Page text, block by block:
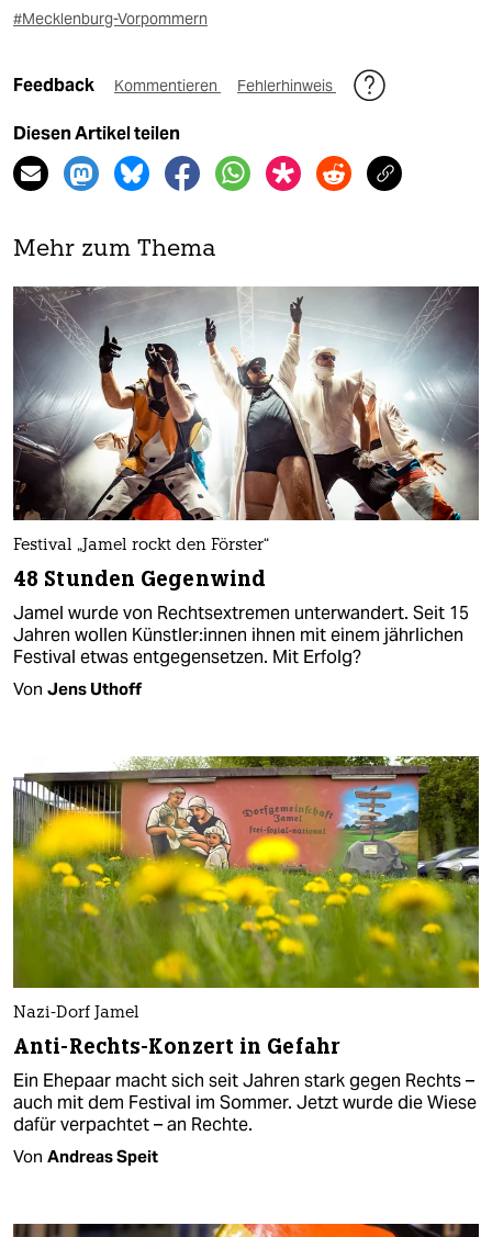
#Mecklenburg-Vorpommern
Feedback Kommentieren Fehlerhinweis
Diesen Artikel teilen
Mehr zum Thema
Festival „Jamel rockt den Förster“
48 Stunden Gegenwind
Jamel wurde von Rechtsextremen unterwandert. Seit 15
Jahren wollen Künst­le­r:in­nen ihnen mit einem jährlichen
Festival etwas entgegensetzen. Mit Erfolg?
Von Jens Uthoff
Nazi-Dorf Jamel
Anti-Rechts-Konzert in Gefahr
Ein Ehepaar macht sich seit Jahren stark gegen Rechts –
auch mit dem Festival im Sommer. Jetzt wurde die Wiese
dafür verpachtet – an Rechte.
Von Andreas Speit